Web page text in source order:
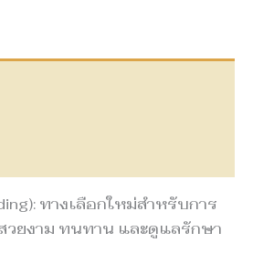
ทางเลือกใหม่สำหรับการ
ยงาม ทนทาน และดูแลรักษา